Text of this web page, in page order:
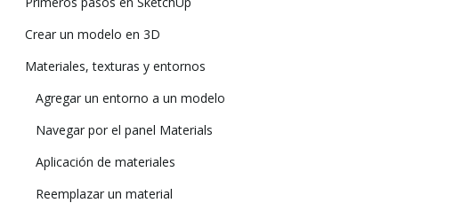
Crear un modelo en 3D
Materiales, texturas y entornos
Agregar un entorno a un modelo
Navegar por el panel Materials
Aplicación de materiales
Reemplazar un material